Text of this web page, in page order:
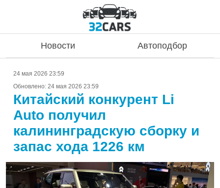
Новости Автоподбор
24 мая 2026 23:59
Обновлено: 24 мая 2026 23:59
Китайский конкурент Li
Auto получил
калининградскую сборку и
запас хода 1226 км